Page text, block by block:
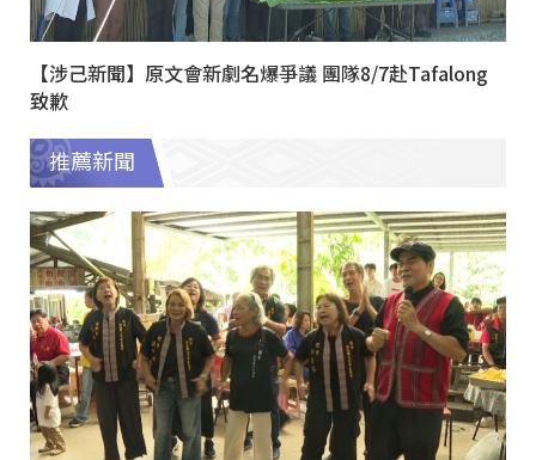
【涉己新聞】原文會新劇名爆爭議 團隊8/7赴Tafalong
致歉
推薦新聞